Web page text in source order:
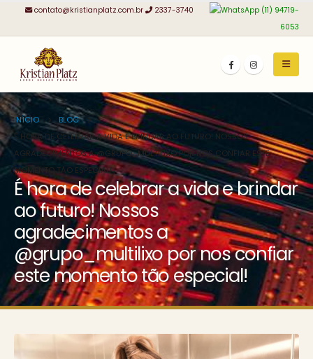
contato@kristianplatz.com.br 2337-3740
(11) 94719-
6053
INÍCIO
BLOG
É HORA DE CELEBRAR A VIDA E BRINDAR AO FUTURO! NOSSOS
AGRADECIMENTOS A @GRUPO_MULTILIXO POR NOS CONFIAR ESTE
MOMENTO TÃO ESPECIAL!
É hora de celebrar a vida e brindar
ao futuro! Nossos
agradecimentos a
@grupo_multilixo por nos confiar
este momento tão especial!